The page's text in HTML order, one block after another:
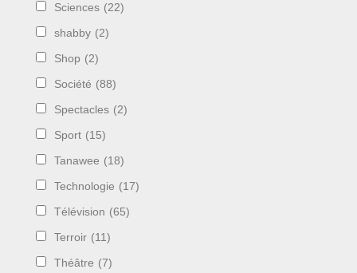
Sciences (22)
shabby (2)
Shop (2)
Société (88)
Spectacles (2)
Sport (15)
Tanawee (18)
Technologie (17)
Télévision (65)
Terroir (11)
Théâtre (7)